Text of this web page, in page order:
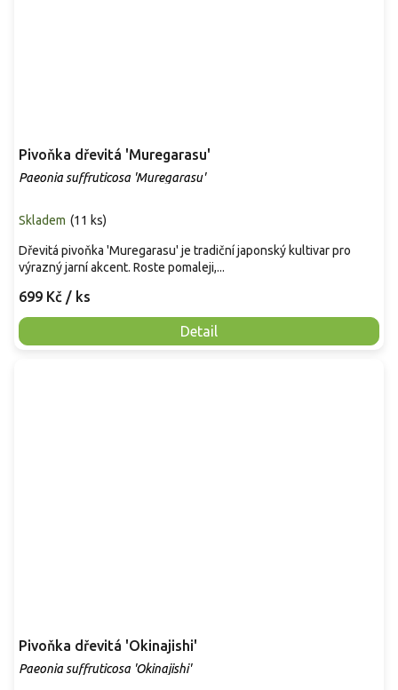
Pivoňka dřevitá 'Muregarasu'
Paeonia suffruticosa 'Muregarasu'
Skladem (11 ks)
699 Kč / ks
Detail
Dřevitá pivoňka 'Muregarasu' je tradiční japonský kultivar pro
výrazný jarní akcent. Roste pomaleji,...
Pivoňka dřevitá 'Okinajishi'
Paeonia suffruticosa 'Okinajishi'